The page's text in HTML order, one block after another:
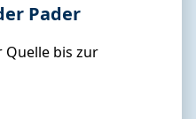
Pader
Quelle bis zur